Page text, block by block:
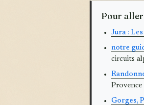
Pour
Jura :
notre
circuits
Provence
Gorges,